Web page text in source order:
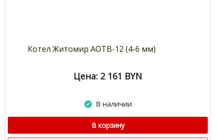
Котел Житомир АОТВ-12 (4-6 мм)
Цена: 2 161 BYN
В наличии
В корзину